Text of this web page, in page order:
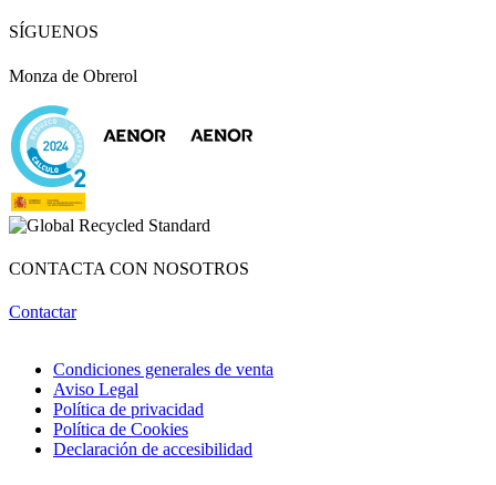
SÍGUENOS
Monza de Obrerol
CONTACTA CON NOSOTROS
Contactar
Condiciones generales de venta
Aviso Legal
Política de privacidad
Política de Cookies
Declaración de accesibilidad
Obri
¡Hola! Soy OBRI, tu asistente virtual de Obrerol 🤖Estoy aquí para